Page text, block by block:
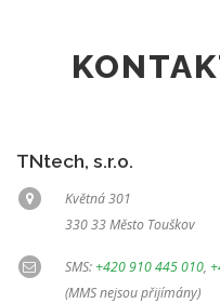
TNtech, s.r.o.
Květná 301
330 33 Město Touškov
SMS:+420 910 445 010,
(MMS nejsou přijímány)